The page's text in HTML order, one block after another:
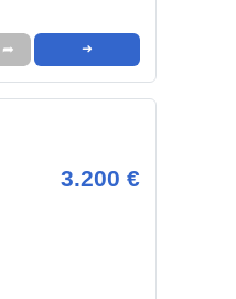
➦ ➜
3.200 €